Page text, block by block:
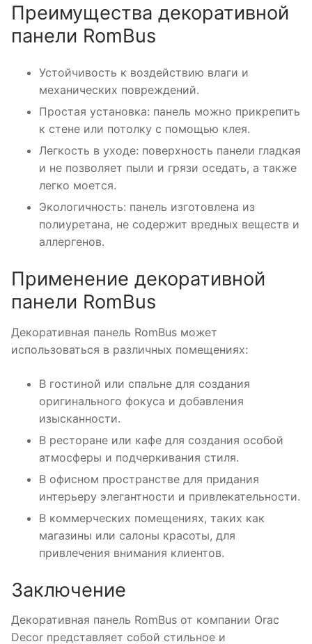
Преимущества декоративной
панели RomBus
Устойчивость к воздействию влаги и
механических повреждений.
Простая установка: панель можно прикрепить
к стене или потолку с помощью клея.
Легкость в уходе: поверхность панели гладкая
и не позволяет пыли и грязи оседать, а также
легко моется.
Экологичность: панель изготовлена из
полиуретана, не содержит вредных веществ и
аллергенов.
Применение декоративной
панели RomBus
Декоративная панель RomBus может
использоваться в различных помещениях:
В гостиной или спальне для создания
оригинального фокуса и добавления
изысканности.
В ресторане или кафе для создания особой
атмосферы и подчеркивания стиля.
В офисном пространстве для придания
интерьеру элегантности и привлекательности.
В коммерческих помещениях, таких как
магазины или салоны красоты, для
привлечения внимания клиентов.
Заключение
Декоративная панель RomBus от компании Orac
Decor представляет собой стильное и